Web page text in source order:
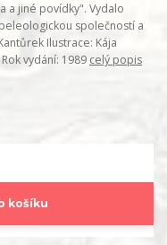
a jiné povídky". Vydalo
společností a
Ilustrace: Kája
vydání: 1989 celý popis
košíku